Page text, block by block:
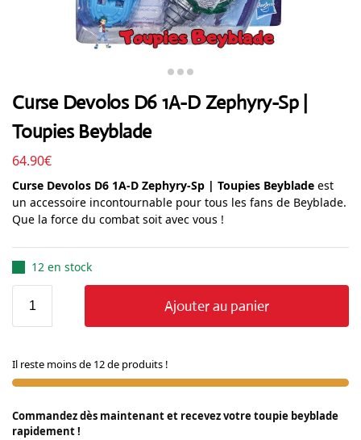
Curse Devolos D6 1A-D Zephyry-Sp |
Toupies Beyblade
64.90€
Curse Devolos D6 1A-D Zephyry-Sp | Toupies Beyblade est
un accessoire incontournable pour tous les fans de Beyblade.
Que la force du combat soit avec vous !
12 en stock
Ajouter au panier
Il reste moins de 12 de produits !
Commandez dès maintenant et recevez votre toupie beyblade
rapidement !